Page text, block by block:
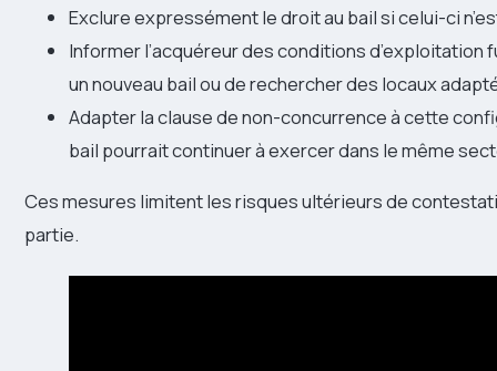
Exclure expressément le droit au bail si celui-ci
Informer l’acquéreur des conditions
un nouveau bail ou de rechercher des locaux
Adapter la clause de non-concurrence à cette
bail pourrait continuer à exercer dans le même
Ces mesures limitent les risques ultérieurs de
partie.